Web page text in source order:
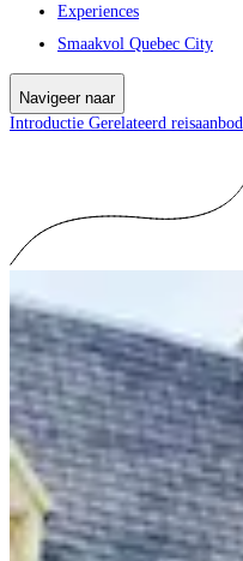
Experiences
Smaakvol Quebec City
Navigeer naar
Introductie Gerelateerd reisaanbod